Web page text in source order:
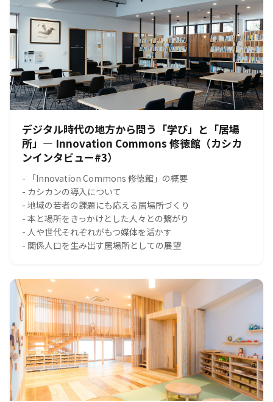
デジタル時代の地方から問う「学び」と「居場
所」― Innovation Commons 修徳館（カシカ
ンインタビュー#3）
- 「Innovation Commons 修徳館」の概要
- カシカンの導入について
- 地域の若者の課題にも応える居場所づくり
- 本と場所をきっかけとした人々との繋がり
- 人や世代それぞれがもつ媒体を活かす
- 関係人口を生み出す居場所としての展望